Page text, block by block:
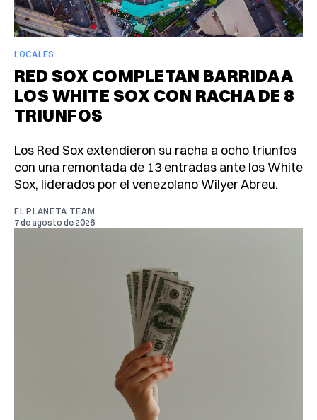
LOCALES
RED SOX COMPLETAN BARRIDA A
LOS WHITE SOX CON RACHA DE 8
TRIUNFOS
Los Red Sox extendieron su racha a ocho triunfos
con una remontada de 13 entradas ante los White
Sox, liderados por el venezolano Wilyer Abreu.
EL PLANETA TEAM
7 de agosto de 2026